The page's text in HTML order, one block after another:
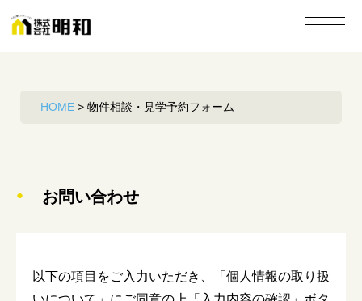
HOME > 物件相談・見学予約フォーム
● お問い合わせ
以下の項目をご入力いただき、「個人情報の取り扱